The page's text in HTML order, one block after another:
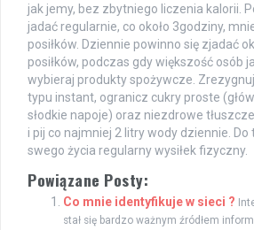
jak jemy, bez zbytniego liczenia kalorii.
jadać regularnie, co około 3godziny,
posiłków. Dziennie powinno się zjadać
posiłków, podczas gdy większość osób
wybieraj produkty spożywcze.
typu instant, ogranicz cukry proste
słodkie napoje) oraz niezdrowe
i pij co najmniej 2 litry wody dziennie.
swego życia regularny wysiłek fizyczny.
Powiązane Posty:
Co mnie identyfikuje w sieci ?
stał się bardzo ważnym źródłem